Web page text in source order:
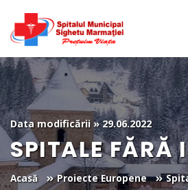
Data modificării » 29.06.2022
SPITALE FĂRĂ
Acasă Proiecte Europene